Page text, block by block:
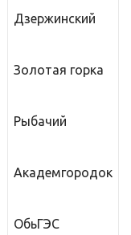
Дзержинский
Золотая горка
Рыбачий
Академгородок
ОбьГЭС